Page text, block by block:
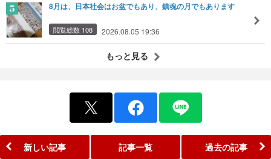
8月は、日本社会はお盆でもあり、鎮魂の月でもあります
閲覧総数 108 2026.08.05 19:36
もっと見る
新しい記事 記事一覧 過去の記事